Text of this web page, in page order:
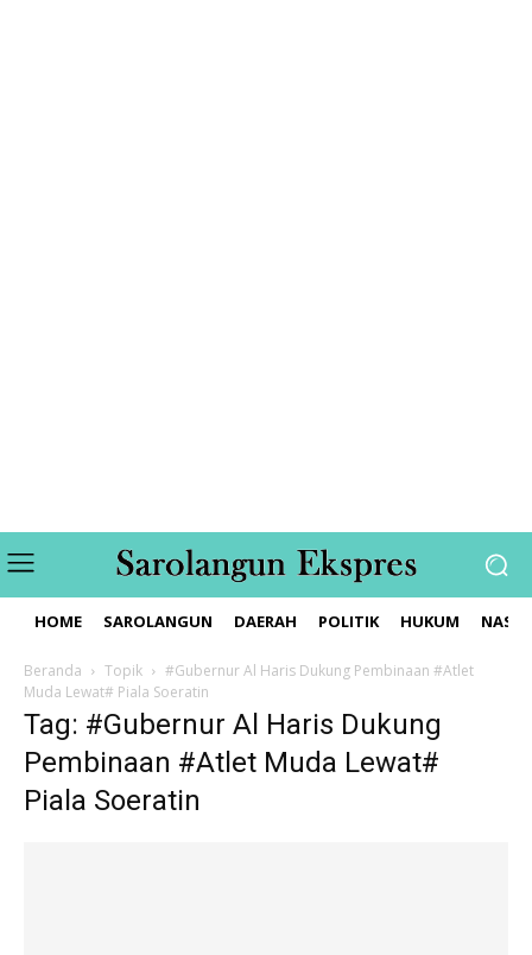
HOME SAROLANGUN DAERAH POLITIK HUKUM
Beranda Topik
#Gubernur Al Haris Dukung Pembinaan #Atlet
Muda Lewat# Piala Soeratin
Tag: #Gubernur Al Haris Dukung
Pembinaan #Atlet Muda Lewat#
Piala Soeratin